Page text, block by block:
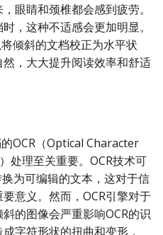
眼睛和颈椎都会感到疲劳。
，这种不适感会更加明显。
倾斜的文档校正为水平状
，大大提升阅读效率和舒适
OCR（Optical Character
处理至关重要。OCR技术可
为可编辑的文本，这对于信
意义。然而，OCR引擎对于
的图像会严重影响OCR的识
字符形状的扭曲和变形，